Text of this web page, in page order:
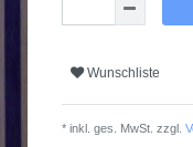
Wunschliste
* inkl. ges. MwSt. zzgl.